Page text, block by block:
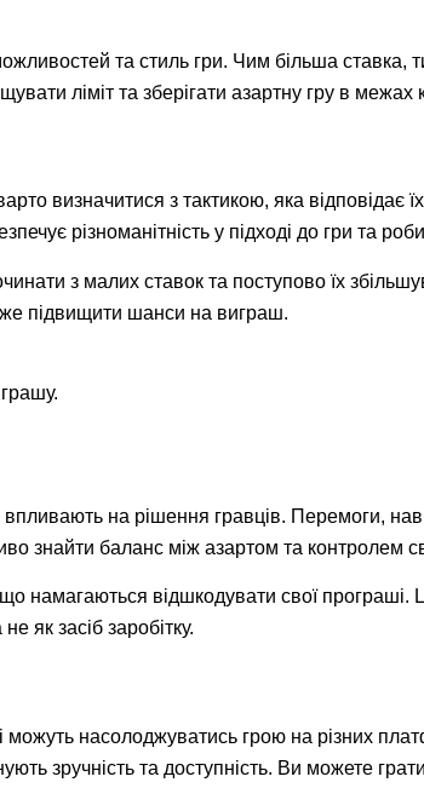
та стиль гри. Чим більша ставка,
ліміт та зберігати азартну гру в межах
визначитися з тактикою, яка відповідає
різноманітність у підході до гри та
з малих ставок та поступово їх
підвищити шанси на виграш.
на рішення гравців. Перемоги,
знайти баланс між азартом та контролем
що намагаються відшкодувати свої
як засіб заробітку.
можуть насолоджуватись грою на різних
зручність та доступність. Ви можете